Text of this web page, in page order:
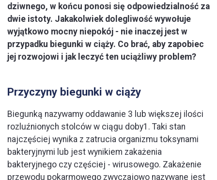
dziwnego, w końcu ponosi się odpowiedzialność za
dwie istoty. Jakakolwiek dolegliwość wywołuje
wyjątkowo mocny niepokój - nie inaczej jest w
przypadku biegunki w ciąży. Co brać, aby zapobiec
jej rozwojowi i jak leczyć ten uciążliwy problem?
Przyczyny biegunki w ciąży
Biegunką nazywamy oddawanie 3 lub większej ilości
rozluźnionych stolców w ciągu doby1. Taki stan
najczęściej wynika z zatrucia organizmu toksynami
bakteryjnymi lub jest wynikiem zakażenia
bakteryjnego czy częściej - wirusowego. Zakażenie
przewodu pokarmowego zwyczajowo nazywane jest